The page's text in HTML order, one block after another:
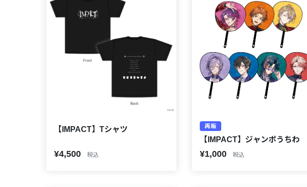
【IMPACT】Tシャツ
¥4,500 税込
再販
【IMPACT】ジャンボうちわ
¥1,000 税込